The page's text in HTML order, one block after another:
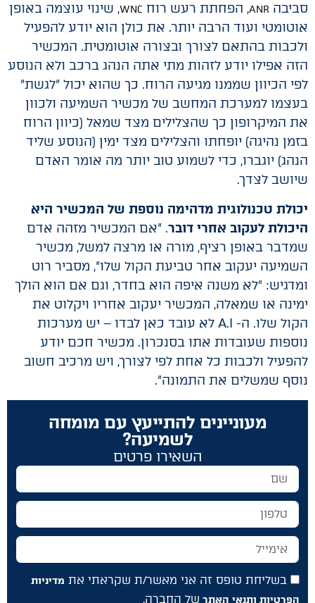
סביבה ANR, הפחתת רעש רוח WNC, שינוי עוצמה באופן
אוטומטי ועוד הרבה יותר. את כולן הוא יודע להפעיל
ולכבות בהתאם לצורך ובצורה אוטומטית. המכשיר
הזה אפילו יודע לזהות מתי אתה הנהג ברכב ולא הנוסע
לפי הכיוון שממנו מגיעה הרוח. כך שהוא יכול "לגשת"
בעצמו למערכת המחשב של מכשיר השמיעה ולכוון
את המיקרופון כך שהצלילים מצד שמאל (כיוון הרוח
בזמן נהיגה) יופחתו והצלילים מצד ימין (הנוסע שליד
הנהג) יוגברו, כדי לשמוע טוב יותר מה אומר האדם
שיושב לצדך.
יכולת טכנולוגית מדהימה נוספת של המכשיר היא
היכולת לעקוב אחרי דובר. "אם המכשיר מזהה אדם
שמדבר באופן רציף, מורה או מרצה למשל, מכשיר
השמיעה יעקוב אחר טביעת הקול שלו", מסביר רוט
ומדגיש: "לא משנה איפה הוא בחדר, וגם אם הוא הולך
ימינה או שמאלה, המכשיר יעקוב אחריו ויקלוט את
הקול שלו. ה- A.I לא עובד כאן לבדו – יש מערכות
נוספות שעובדות אתו בסנכרון. מכשיר חכם יודע
להפעיל ולכבות כל אחת לפי לצורך, ויש מרכיב חשוב
נוסף שמשלים את התמונה".
מעוניינים להתייעץ עם מומחה
לשמיעה?
השאירו פרטים
בשליחת טופס זה אני מאשר/ת שקראתי את מדיניות
הפרטיות ותנאי האתר של החברה.